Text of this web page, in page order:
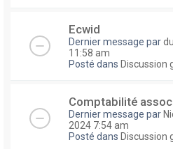
Ecwid
Dernier message par
11:58 am
Posté dans Discussion
Comptabilité
Dernier message par
2024 7:54 am
Posté dans Discussion